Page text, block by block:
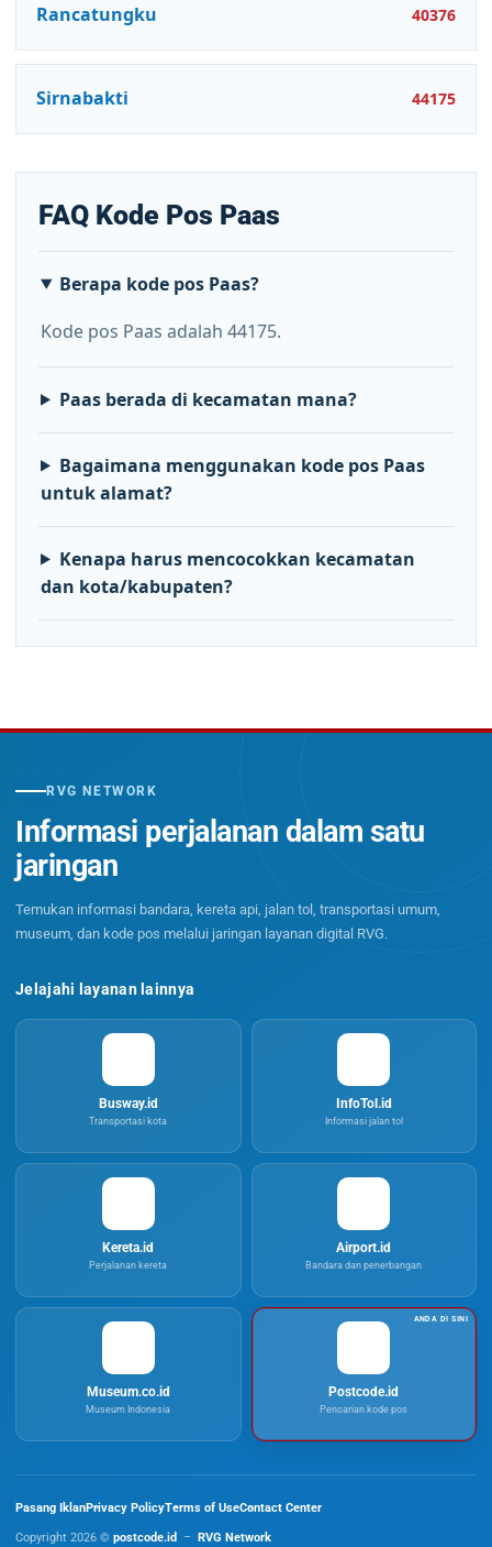
Rancatungku 40376
Sirnabakti 44175
FAQ Kode Pos Paas
Berapa kode pos Paas?
Kode pos Paas adalah 44175.
Paas berada di kecamatan mana?
Bagaimana menggunakan kode pos Paas
untuk alamat?
Kenapa harus mencocokkan kecamatan
dan kota/kabupaten?
RVG NETWORK
Informasi perjalanan dalam satu
jaringan
Temukan informasi bandara, kereta api, jalan tol, transportasi umum,
museum, dan kode pos melalui jaringan layanan digital RVG.
Jelajahi layanan lainnya
Busway.id
Transportasi kota
InfoTol.id
Informasi jalan tol
Kereta.id
Perjalanan kereta
Airport.id
Bandara dan penerbangan
Museum.co.id
Museum Indonesia
Postcode.id
Pencarian kode pos
Pasang IklanPrivacy PolicyTerms of UseContact Center
Copyright 2026 © postcode.id – RVG Network